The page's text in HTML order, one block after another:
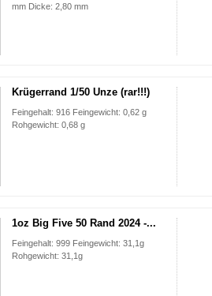
mm Dicke: 2,80 mm
Krügerrand 1/50 Unze (rar!!!)
Feingehalt: 916 Feingewicht: 0,62 g
Rohgewicht: 0,68 g
1oz Big Five 50 Rand 2024 -...
Feingehalt: 999 Feingewicht: 31,1g
Rohgewicht: 31,1g